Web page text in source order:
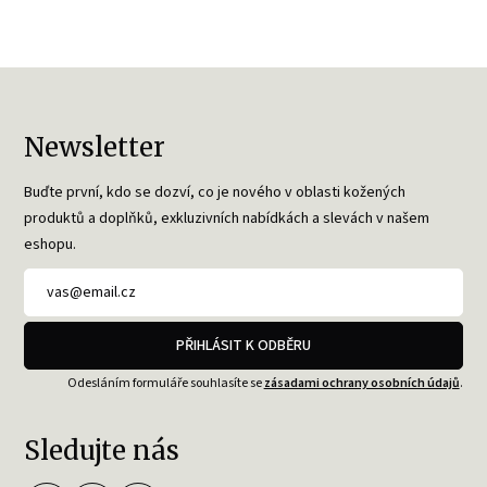
Newsletter
Buďte první, kdo se dozví, co je nového v oblasti kožených
produktů a doplňků, exkluzivních nabídkách a slevách v našem
eshopu.
PŘIHLÁSIT K ODBĚRU
Odesláním formuláře souhlasíte sezásadami ochrany osobních údajů.
Sledujte nás